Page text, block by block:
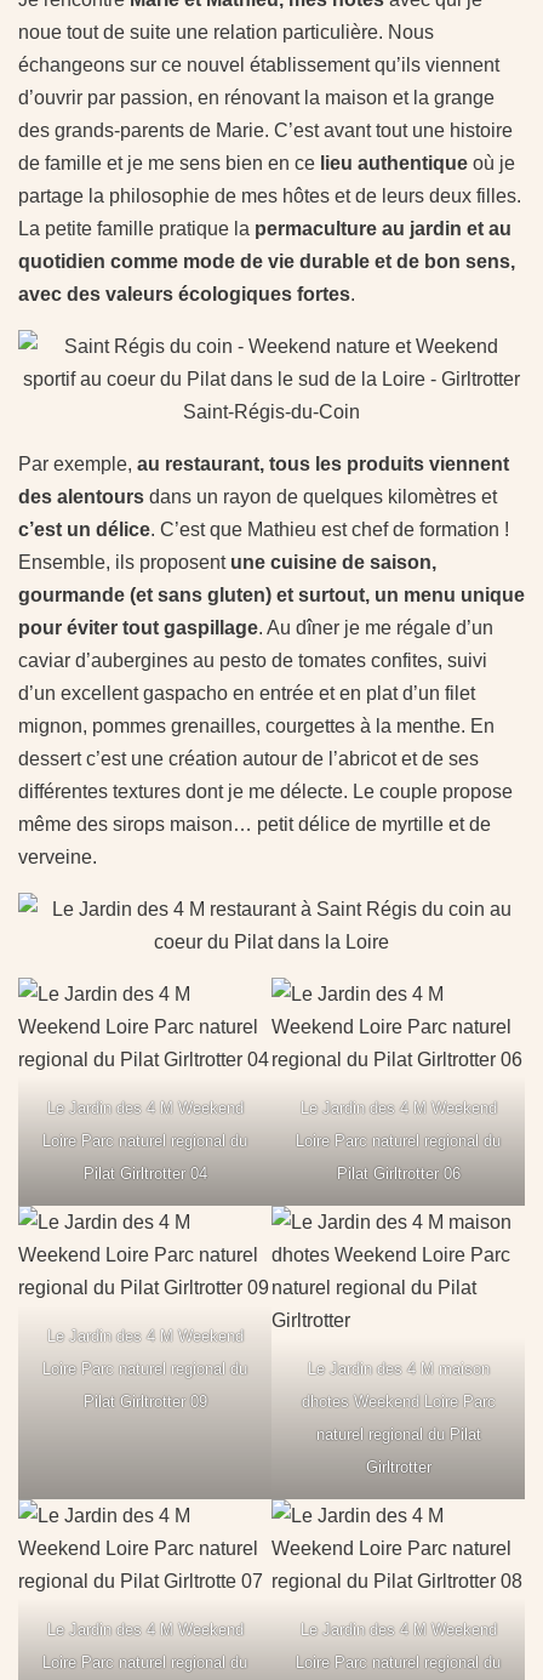
noue tout de suite une relation particulière. Nous
échangeons sur ce nouvel établissement qu’ils viennent
d’ouvrir par passion, en rénovant la maison et la grange
des grands-parents de Marie. C’est avant tout une histoire
de famille et je me sens bien en ce lieu authentique où je
partage la philosophie de mes hôtes et de leurs deux filles.
La petite famille pratique la permaculture au jardin et au
quotidien comme mode de vie durable et de bon sens,
avec des valeurs écologiques fortes.
Saint-Régis-du-Coin
Par exemple, au restaurant, tous les produits viennent
des alentours dans un rayon de quelques kilomètres et
c’est un délice. C’est que Mathieu est chef de formation !
Ensemble, ils proposent une cuisine de saison,
gourmande (et sans gluten) et surtout, un menu unique
pour éviter tout gaspillage. Au dîner je me régale d’un
caviar d’aubergines au pesto de tomates confites, suivi
d’un excellent gaspacho en entrée et en plat d’un filet
mignon, pommes grenailles, courgettes à la menthe. En
dessert c’est une création autour de l’abricot et de ses
différentes textures dont je me délecte. Le couple propose
même des sirops maison… petit délice de myrtille et de
verveine.
Le Jardin des 4 M Weekend
Loire Parc naturel regional du
Pilat Girltrotter 04
Le Jardin des 4 M Weekend
Loire Parc naturel regional du
Pilat Girltrotter 06
Le Jardin des 4 M Weekend
Loire Parc naturel regional du
Pilat Girltrotter 09
Le Jardin des 4 M maison
dhotes Weekend Loire Parc
naturel regional du Pilat
Girltrotter
Le Jardin des 4 M Weekend
Loire Parc naturel regional du
Le Jardin des 4 M Weekend
Loire Parc naturel regional du